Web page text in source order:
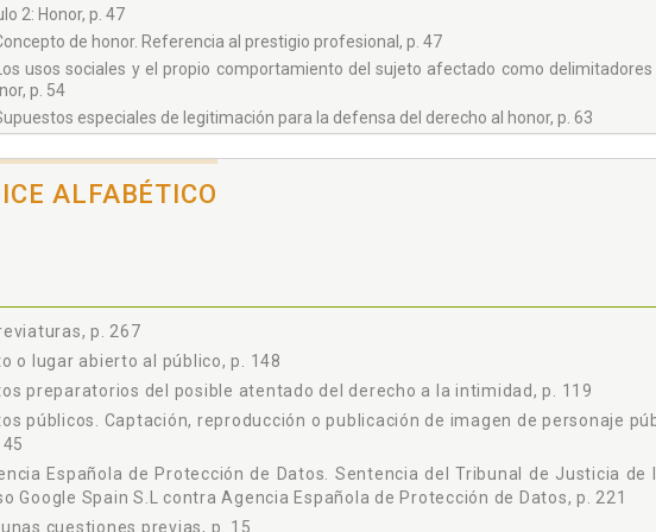
2: Honor, p. 47
de honor. Referencia al prestigio profesional, p. 47
usos sociales y el propio comportamiento del sujeto afectado como
p. 54
especiales de legitimación para la defensa del derecho al honor, p. 63
ilegítimas en el derecho al honor, p. 70
D) Ofensa constitutiva de intromisión ilegítima del derecho al honor, p. 78
3: Intimidad, p. 83
de intimidad, p. 87
A) Delimitación de la noción a través de su contenido, p. 87
B) Proyecciones del derecho a la intimidad, p. 91
b) Intimidad patrimonial, p. 94
c) Intimidad medioambiental, p. 96
d) Intimidad laboral, p. 98
ALFABÉTICO
p. 267
o lugar abierto al público, p. 148
preparatorios del posible atentado del derecho a la intimidad, p. 119
públicos. Captación, reproducción o publicación de imagen de personaje
Española de Protección de Datos. Sentencia del Tribunal de Justicia de
Google Spain S.L contra Agencia Española de Protección de Datos, p. 221
cuestiones previas, p. 15